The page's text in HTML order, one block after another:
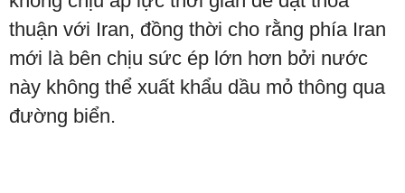
thuận với Iran, đồng thời cho rằng phía Iran
mới là bên chịu sức ép lớn hơn bởi nước
này không thể xuất khẩu dầu mỏ thông qua
đường biển.